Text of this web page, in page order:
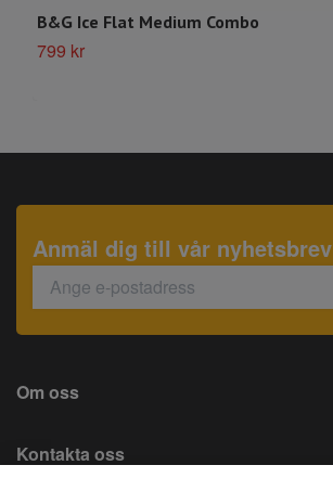
B&G Ice Flat Medium Combo
799 kr
Anmäl dig till vår nyhetsbrev
Om oss
Kontakta oss